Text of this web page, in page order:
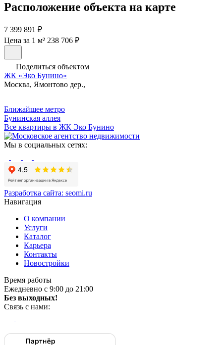
Расположение объекта на карте
7 399 891 ₽
Цена за 1 м² 238 706 ₽
Поделиться объектом
ЖК «Эко Бунино»
Москва, Ямонтово дер.,
Ближайшее метро
Бунинская аллея
Все квартиры в ЖК Эко Бунино
Мы в социальных сетях:
Разработка сайта: seomi.ru
Навигация
О компании
Услуги
Каталог
Карьера
Контакты
Новостройки
Время работы
Ежедневно с 9:00 до 21:00
Без выходных!
Связь с нами: